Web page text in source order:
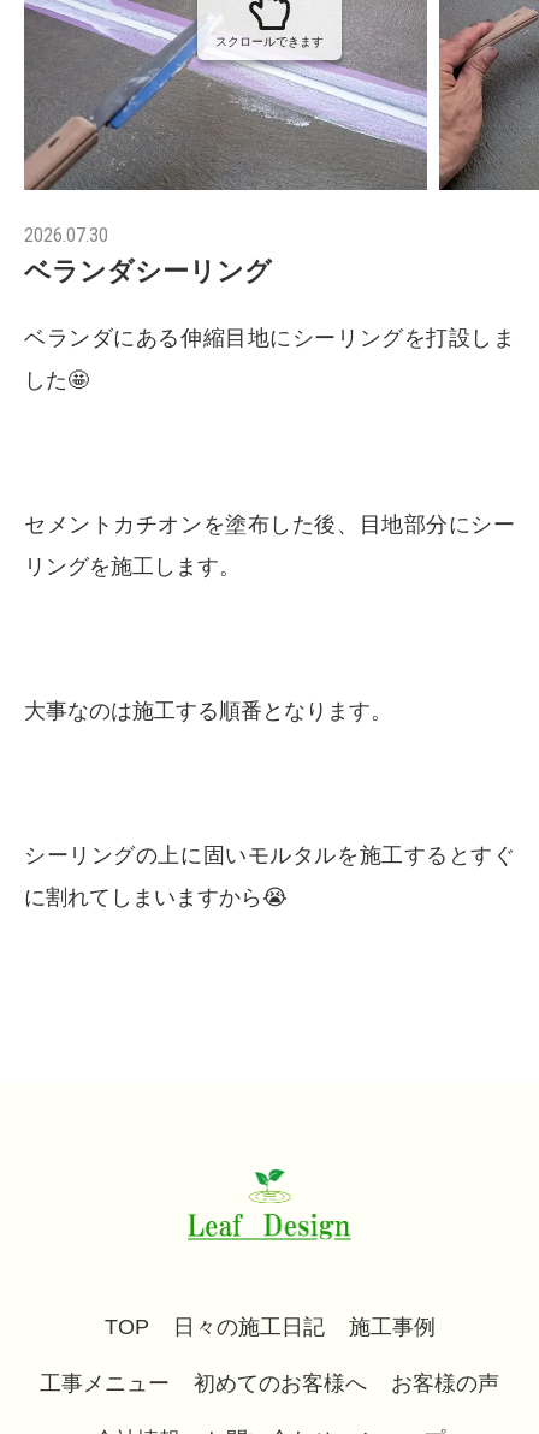
スクロールできます
2026.07.30
ベランダシーリング
ベランダにある伸縮目地にシーリングを打設しま
した🤩
セメントカチオンを塗布した後、目地部分にシー
リングを施工します。
大事なのは施工する順番となります。
シーリングの上に固いモルタルを施工するとすぐ
に割れてしまいますから😭
TOP 日々の施工日記 施工事例
工事メニュー 初めてのお客様へ お客様の声